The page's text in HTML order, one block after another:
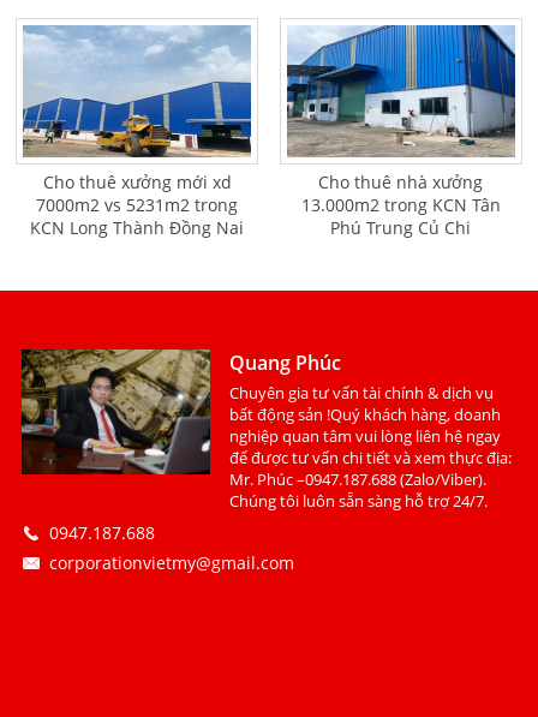
Cho thuê xưởng mới xd
7000m2 vs 5231m2 trong
KCN Long Thành Đồng Nai
Cho thuê nhà xưởng
13.000m2 trong KCN Tân
Phú Trung Củ Chi
Quang Phúc
Chuyên gia tư vấn tài chính & dịch vụ
bất động sản !Quý khách hàng, doanh
nghiệp quan tâm vui lòng liên hệ ngay
để được tư vấn chi tiết và xem thực địa:
Mr. Phúc –0947.187.688 (Zalo/Viber).
Chúng tôi luôn sẵn sàng hỗ trợ 24/7.
0947.187.688
corporationvietmy@gmail.com